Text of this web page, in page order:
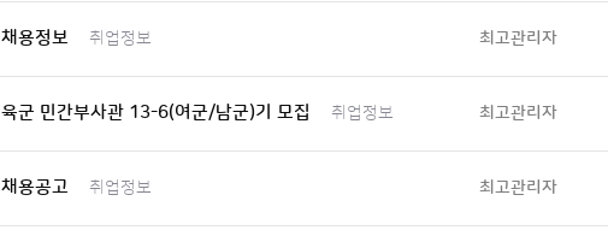
채용정보 취업정보 최고관리자
육군 민간부사관 13-6(여군/남군)기 모집 취업정보 최고관리자
채용공고 취업정보 최고관리자